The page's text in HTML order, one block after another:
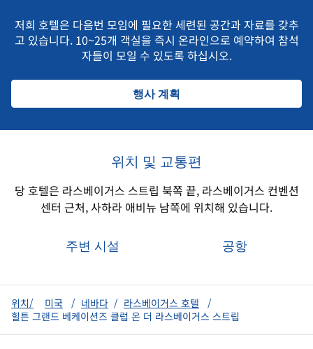
저희 호텔은 다음번 모임에 필요한 세련된 공간과 자료를 갖추
고 있습니다. 10~25개 객실을 즉시 온라인으로 예약하여 참석
자들이 모일 수 있도록 하십시오.
행사 계획
위치 및 교통편
당 호텔은 라스베이거스 스트립 북쪽 끝, 라스베이거스 컨벤션
센터 근처, 사하라 애비뉴 남쪽에 위치해 있습니다.
주변 시설 공항
위치/ 미국 / 네바다 / 라스베이거스 호텔
/
힐튼 그랜드 베케이션즈 클럽 온 더 라스베이거스 스트립